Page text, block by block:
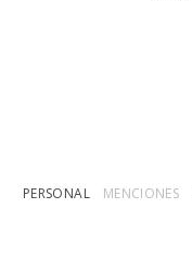
PERSONAL MENCIONES